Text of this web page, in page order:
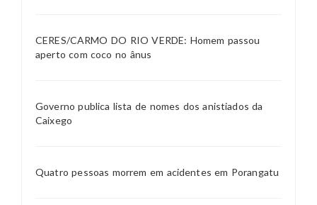
CERES/CARMO DO RIO VERDE: Homem passou
aperto com coco no ânus
Governo publica lista de nomes dos anistiados da
Caixego
Quatro pessoas morrem em acidentes em Porangatu